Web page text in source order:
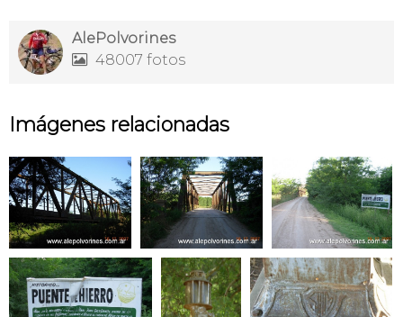
AlePolvorines
 48007 fotos
Imágenes relacionadas